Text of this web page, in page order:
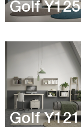
Golf Y125
Golf Y121